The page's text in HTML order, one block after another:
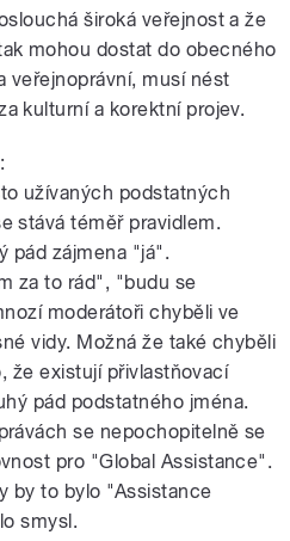
široká veřejnost a že
mohou dostat do obecného
veřejnoprávní, musí nést
kulturní a korektní projev.
užívaných podstatných
stává téměř pravidlem.
pád zájmena "já".
za to rád", "budu se
moderátoři chyběli ve
vidy. Možná že také chyběli
že existují přivlastňovací
pád podstatného jména.
se nepochopitelně se
pro "Global Assistance".
by to bylo "Assistance
smysl.